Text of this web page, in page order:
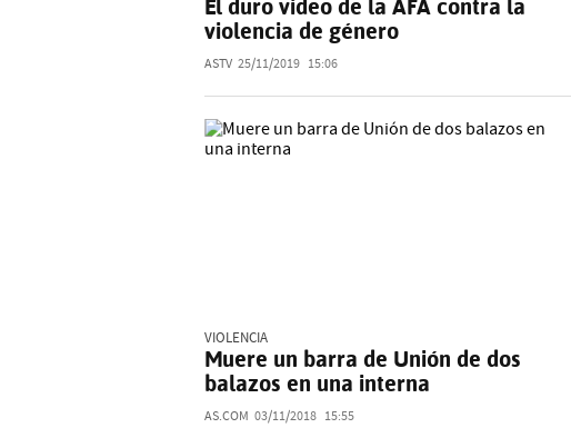
El duro vídeo de la AFA contra la
violencia de género
ASTV 25/11/2019 15:06
VIOLENCIA
Muere un barra de Unión de dos
balazos en una interna
AS.COM 03/11/2018 15:55